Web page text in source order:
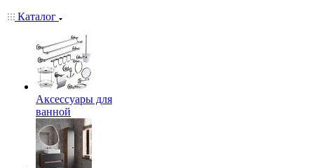
Каталог
Аксессуары для
ванной